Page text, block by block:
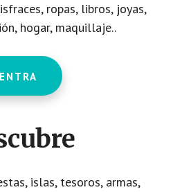
ropas, libros, joyas,
hogar, maquillaje..
ENTRA
islas, tesoros, armas,